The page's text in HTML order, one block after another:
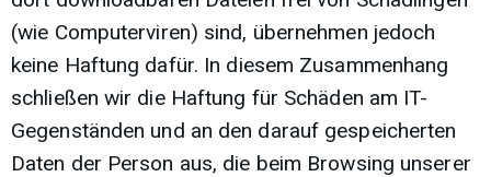
(wie Computerviren) sind, übernehmen jedoch
keine Haftung dafür. In diesem Zusammenhang
schließen wir die Haftung für Schäden am IT-
Gegenständen und an den darauf gespeicherten
Daten der Person aus, die beim Browsing unserer